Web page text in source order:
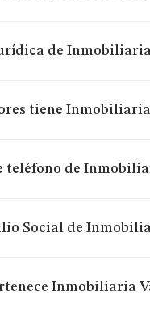
de
tiene Inmobiliaria
teléfono de
Social de
Inmobiliaria